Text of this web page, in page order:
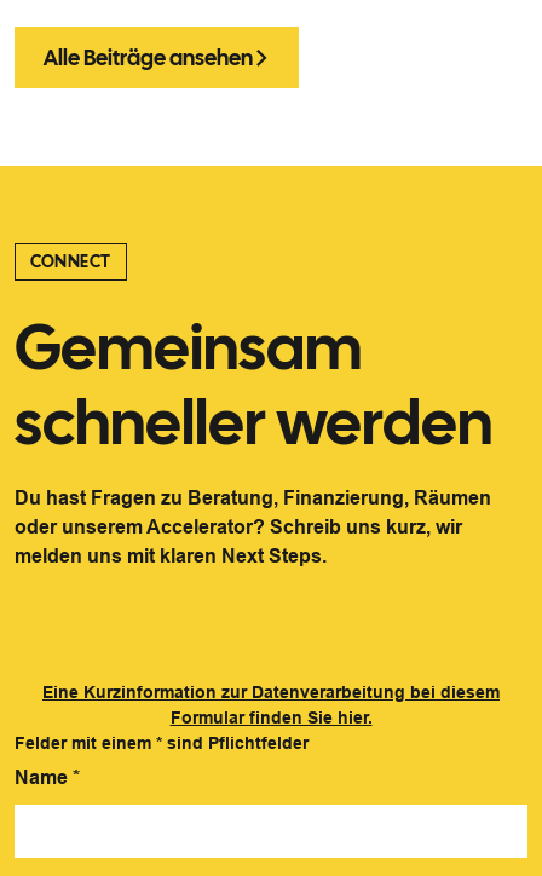
Alle Beiträge ansehen
CONNECT
Gemeinsam
schneller werden
Du hast Fragen zu Beratung, Finanzierung, Räumen
oder unserem Accelerator? Schreib uns kurz, wir
melden uns mit klaren Next Steps.
Eine Kurzinformation zur Datenverarbeitung bei diesem
Formular finden Sie hier.
Felder mit einem * sind Pflichtfelder
Name *